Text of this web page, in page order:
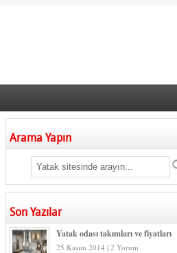
Arama Yapın
Son Yazılar
Yatak odası takımları ve fiyatları
25 Kasım 2014 | 2 Yorum